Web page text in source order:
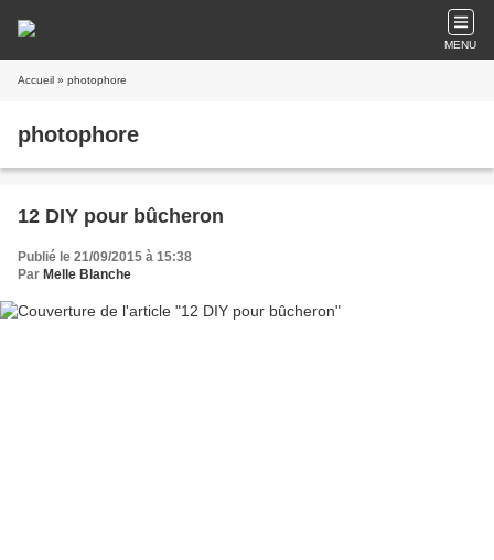
MENU
Accueil » photophore
photophore
12 DIY pour bûcheron
Publié le 21/09/2015 à 15:38
Par Melle Blanche